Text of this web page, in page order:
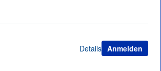
Details Anmelden